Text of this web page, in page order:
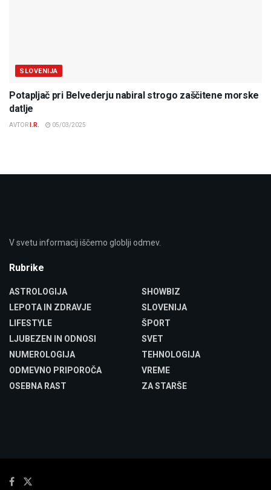
SLOVENIJA
Potapljač pri Belvederju nabiral strogo zaščitene morske
datlje
AVTOR I.R. 05/03/2025
V svetu informacij iščemo globlji odmev.
Rubrike
ASTROLOGIJA
LEPOTA IN ZDRAVJE
LIFESTYLE
LJUBEZEN IN ODNOSI
NUMEROLOGIJA
ODMEVNO PRIPOROČA
OSEBNA RAST
SHOWBIZ
SLOVENIJA
ŠPORT
SVET
TEHNOLOGIJA
VREME
ZA STARŠE